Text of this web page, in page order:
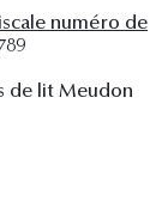
numéro de
de lit Meudon